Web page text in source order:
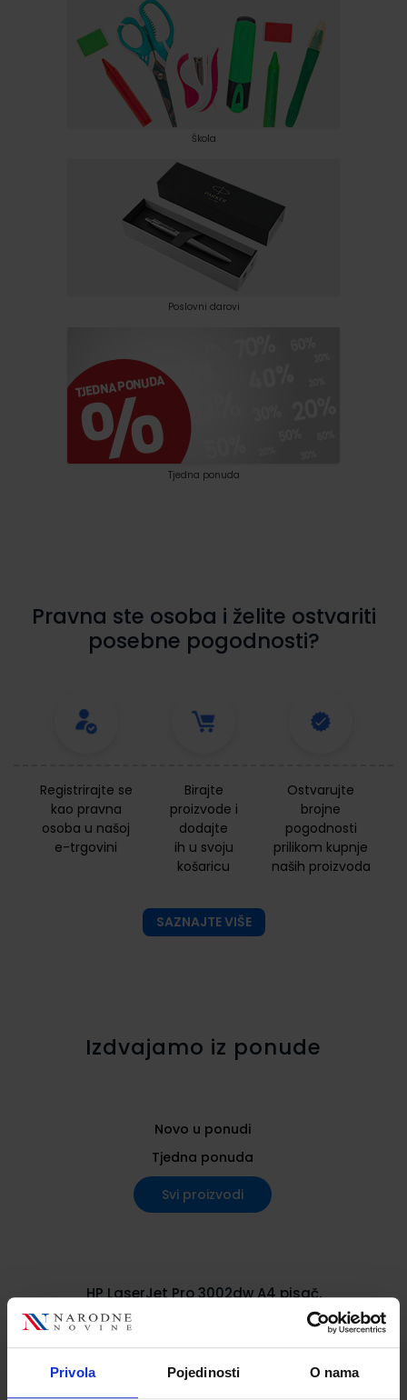
Privola Pojedinosti O nama
Škola
Poslovni darovi
Tjedna ponuda
Pravna ste osoba i želite ostvariti
posebne pogodnosti?
Registrirajte se
kao pravna
osoba u našoj
e-trgovini
Birajte
proizvode i
dodajte
ih u svoju
košaricu
Ostvarujte
brojne
pogodnosti
prilikom kupnje
naših proizvoda
SAZNAJTE VIŠE
Izdvajamo iz ponude
Novo u ponudi
Tjedna ponuda
Svi proizvodi
HP LaserJet Pro 3002dw A4 pisač,
1200dpi, 33 str/min, 256MB duplex,